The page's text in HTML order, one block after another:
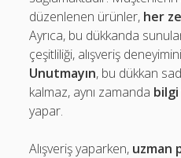
düzenlenen ürünler, her
Ayrıca, bu dükkanda
çeşitliliği, alışveriş
Unutmayın, bu dükkan
kalmaz, aynı zamanda bilgi
yapar.
Alışveriş yaparken, uzman